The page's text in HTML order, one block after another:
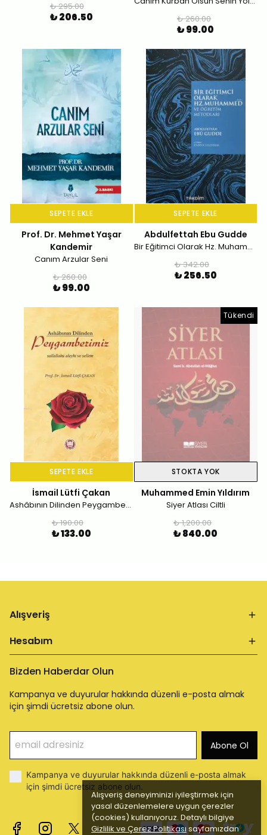
Alışveriş deneyiminizi iyileştirmek için
yasal düzenlemelere uygun çerezler
(cookies) kullanıyoruz. Detaylı bilgiye
Gizlilik ve Çerez Politikası sayfamızdan
₺ 295.00
₺ 206.50
₺ 260.00
₺ 99.00
SEPETE EKLE
Prof. Dr. Mehmet Yaşar
Kandemir
Canım Arzular Seni
₺ 260.00
₺ 99.00
SEPETE EKLE
Abdulfettah Ebu Gudde
Bir Eğitimci Olarak Hz. Muhammed (SAS)
₺ 342.00
₺ 256.50
SEPETE EKLE
İsmail Lütfi Çakan
Ashâbının Dilinden Peygamberimiz; Sallallahu Aleyhi ve Sellem
₺ 190.00
₺ 133.00
Tükendi
STOKTA YOK
Muhammed Emin Yıldırım
Siyer Atlası Ciltli
₺ 1,200.00
₺ 840.00
Alışveriş
Hesabım
Bizden Haberdar Olun
Kampanya ve duyurular hakkında düzenli e-posta almak
için şimdi ücretsiz abone olun.
Abone Ol
Kampanya ve duyurular hakkında düzenli e-posta almak
için şimdi ücretsiz abone olun.